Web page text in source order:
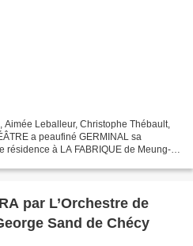
Aimée Leballeur, Christophe Thébault,
a peaufiné GERMINAL sa
résidence à LA FABRIQUE de Meung-
par L’Orchestre de
Sand de Chécy